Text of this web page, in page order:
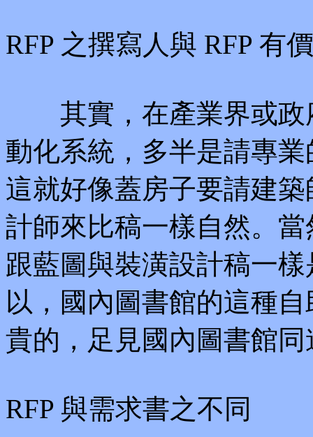
RFP 之撰寫人與 RFP 有
其實，在產業界或政
動化系統，多半是請專
這就好像蓋房子要請建
計師來比稿一樣自然。
跟藍圖與裝潢設計稿一
以，國內圖書館的這種
貴的，足見國內圖書館
RFP 與需求書之不同